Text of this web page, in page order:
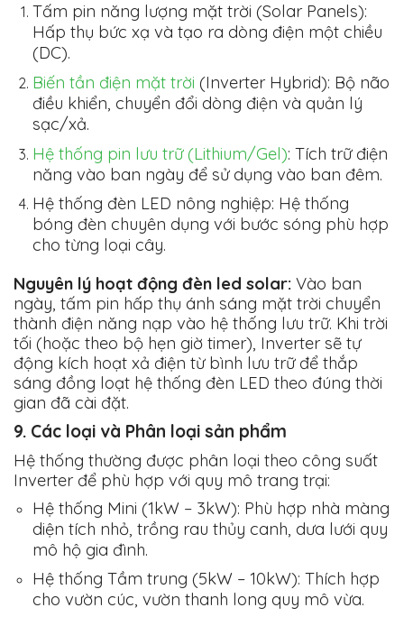
Tấm pin năng lượng mặt trời (Solar Panels):
Hấp thụ bức xạ và tạo ra dòng điện một chiều
(DC).
Biến tần điện mặt trời (Inverter Hybrid): Bộ não
điều khiển, chuyển đổi dòng điện và quản lý
sạc/xả.
Hệ thống pin lưu trữ (Lithium/Gel): Tích trữ điện
năng vào ban ngày để sử dụng vào ban đêm.
Hệ thống đèn LED nông nghiệp: Hệ thống
bóng đèn chuyên dụng với bước sóng phù hợp
cho từng loại cây.
Nguyên lý hoạt động đèn led solar: Vào ban
ngày, tấm pin hấp thụ ánh sáng mặt trời chuyển
thành điện năng nạp vào hệ thống lưu trữ. Khi trời
tối (hoặc theo bộ hẹn giờ timer), Inverter sẽ tự
động kích hoạt xả điện từ bình lưu trữ để thắp
sáng đồng loạt hệ thống đèn LED theo đúng thời
gian đã cài đặt.
9. Các loại và Phân loại sản phẩm
Hệ thống thường được phân loại theo công suất
Inverter để phù hợp với quy mô trang trại:
Hệ thống Mini (1kW – 3kW): Phù hợp nhà màng
diện tích nhỏ, trồng rau thủy canh, dưa lưới quy
mô hộ gia đình.
Hệ thống Tầm trung (5kW – 10kW): Thích hợp
cho vườn cúc, vườn thanh long quy mô vừa.